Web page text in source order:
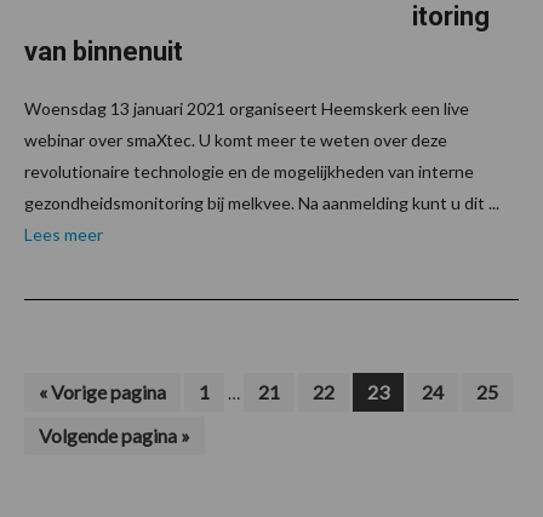
itoring
van binnenuit
Woensdag 13 januari 2021 organiseert Heemskerk een live
webinar over smaXtec. U komt meer te weten over deze
revolutionaire technologie en de mogelijkheden van interne
gezondheidsmonitoring bij melkvee. Na aanmelding kunt u dit ...
Lees meer
«Ga
Vorige pagina Pagina
1
Interim
… Pagina
21 Pagina
22 Pagina
23 Pagina
24 Pagina
25
Ga
naar
Volgende pagina »